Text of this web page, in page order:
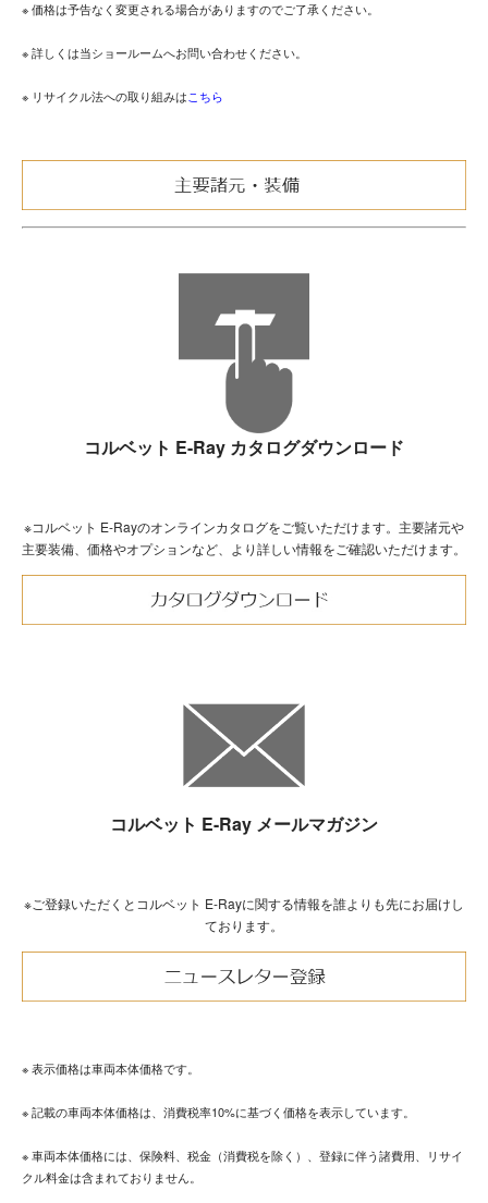
※ 価格は予告なく変更される場合がありますのでご了承ください。
※ 詳しくは当ショールームへお問い合わせください。
※ リサイクル法への取り組みはこちら
コルベット E-Ray カタログダウンロード
※コルベット E-Rayのオンラインカタログをご覧いただけます。主要諸元や
主要装備、価格やオプションなど、より詳しい情報をご確認いただけます。
コルベット E-Ray メールマガジン
※ご登録いただくとコルベット E-Rayに関する情報を誰よりも先にお届けし
ております。
※ 表示価格は車両本体価格です。
※ 記載の車両本体価格は、消費税率10%に基づく価格を表示しています。
※ 車両本体価格には、保険料、税金（消費税を除く）、登録に伴う諸費用、リサイ
クル料金は含まれておりません。